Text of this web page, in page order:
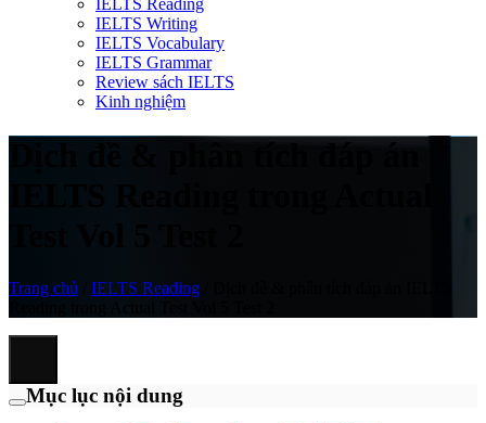
IELTS Reading
IELTS Writing
IELTS Vocabulary
IELTS Grammar
Review sách IELTS
Kinh nghiệm
Dịch đề & phân tích đáp án
Trang chủ IELTS Reading
Mục lục nội dung